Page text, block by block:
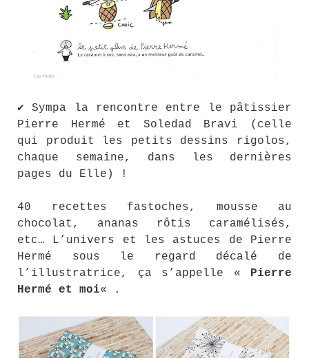
✔ Sympa la rencontre entre le pâtissier
Pierre Hermé et Soledad Bravi (celle
qui produit les petits dessins rigolos,
chaque semaine, dans les dernières
pages du Elle) !
40 recettes fastoches, mousse au
chocolat, ananas rôtis caramélisés,
etc… L’univers et les astuces de Pierre
Hermé sous le regard décalé de
l’illustratrice, ça s’appelle « Pierre
Hermé et moi« .